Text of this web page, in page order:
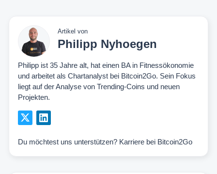
Artikel von
Philipp Nyhoegen
Philipp ist 35 Jahre alt, hat einen BA in Fitnessökonomie
und arbeitet als Chartanalyst bei Bitcoin2Go. Sein Fokus
liegt auf der Analyse von Trending-Coins und neuen
Projekten.
Du möchtest uns unterstützen? Karriere bei Bitcoin2Go